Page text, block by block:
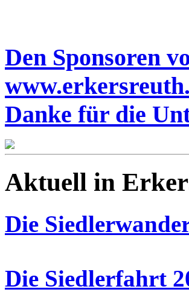
Den Sponsoren
Danke für die
Aktuell in
Die
Die Siedlerfahrt